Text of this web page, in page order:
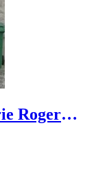
Roger